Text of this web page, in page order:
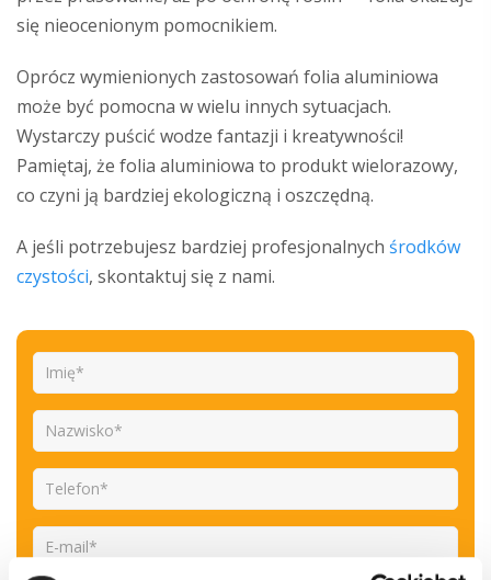
się nieocenionym pomocnikiem.
Oprócz wymienionych zastosowań folia aluminiowa
może być pomocna w wielu innych sytuacjach.
Wystarczy puścić wodze fantazji i kreatywności!
Pamiętaj, że folia aluminiowa to produkt wielorazowy,
co czyni ją bardziej ekologiczną i oszczędną.
A jeśli potrzebujesz bardziej profesjonalnych środków
czystości, skontaktuj się z nami.